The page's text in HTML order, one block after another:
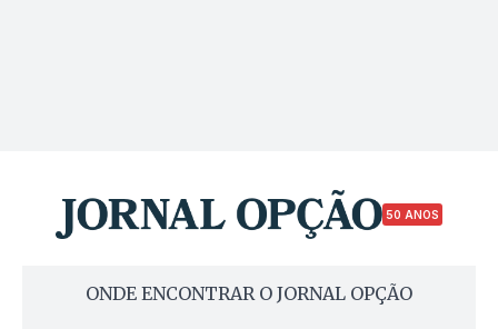
50 ANOS
ONDE ENCONTRAR O JORNAL OPÇÃO